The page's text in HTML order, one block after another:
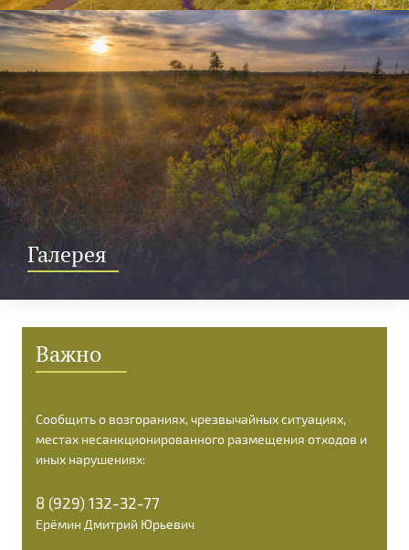
Галерея
Важно
Сообщить о возгораниях, чрезвычайных ситуациях,
местах несанкционированного размещения отходов и
иных нарушениях:
8 (929) 132-32-77
Ерёмин Дмитрий Юрьевич